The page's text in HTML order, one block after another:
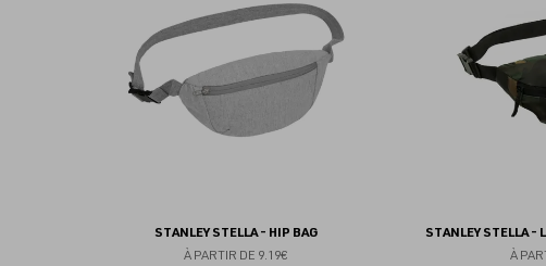
STANLEY STELLA - HIP BAG
À PARTIR DE 9.19€
STANLEY STELLA -
À